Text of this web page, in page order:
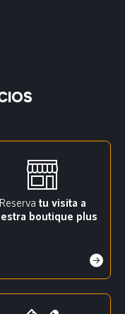
Reserva tu visita a
boutique plus